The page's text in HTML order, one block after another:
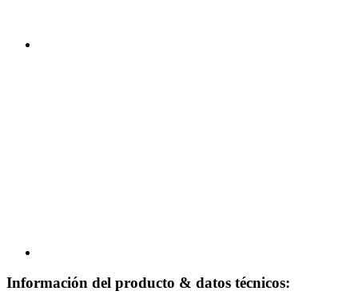
Información del producto & datos técnicos: